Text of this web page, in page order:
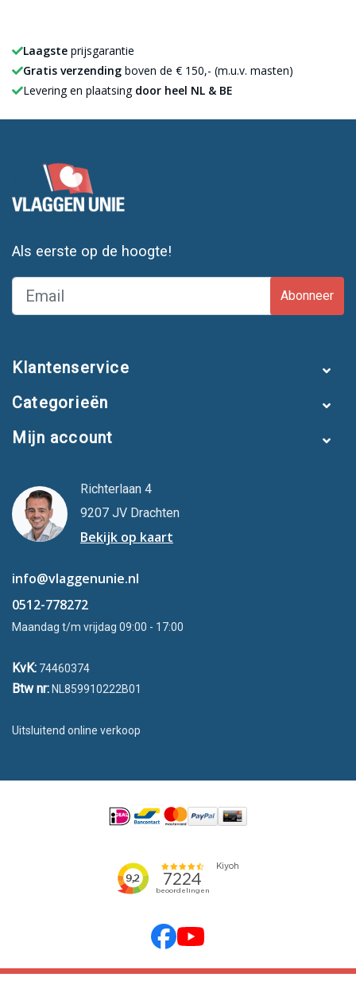
Laagste prijsgarantie
Gratis verzending boven de € 150,- (m.u.v. masten)
Levering en plaatsing door heel NL & BE
Als eerste op de hoogte!
Abonneer
Klantenservice
Categorieën
Mijn account
Richterlaan 4
9207 JV Drachten
Bekijk op kaart
info@vlaggenunie.nl
0512-778272
Maandag t/m vrijdag 09:00 - 17:00
KvK: 74460374
Btw nr: NL859910222B01
Uitsluitend online verkoop